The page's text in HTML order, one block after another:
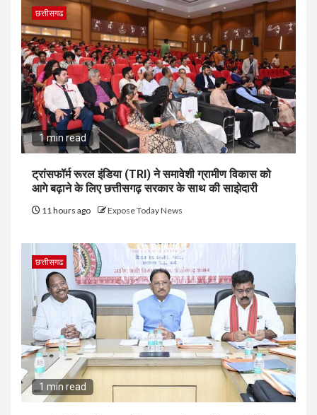
छत्तीसगढ
1 min read
ट्रांसफॉर्म रूरल इंडिया (TRI) ने समावेशी ग्रामीण विकास को
आगे बढ़ाने के लिए छत्तीसगढ़ सरकार के साथ की साझेदारी
11 hours ago Expose Today News
छत्तीसगढ
1 min read